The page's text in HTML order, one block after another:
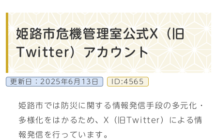
姫路市危機管理室公式X（旧
Twitter）アカウント
更新日： 2025年6月13日 ID:4565
姫路市では防災に関する情報発信手段の多元化・
多様化をはかるため、X（旧Twitter）による情
報発信を行っています。